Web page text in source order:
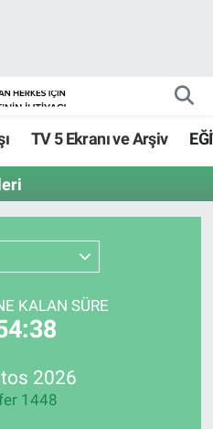
TV 5 Ekranı ve Arşiv
KALAN SÜRE
2026
1448